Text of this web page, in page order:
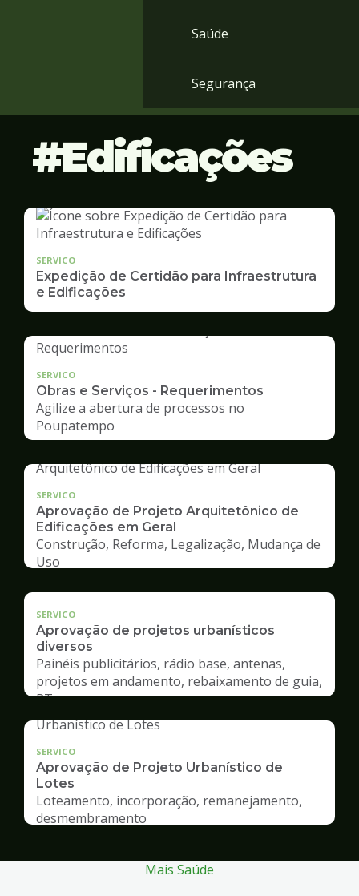
Saúde
Segurança
Edificações
SERVICO
Expedição de Certidão para Infraestrutura
e Edificações
SERVICO
Obras e Serviços - Requerimentos
Agilize a abertura de processos no
Poupatempo
SERVICO
Aprovação de Projeto Arquitetônico de
Edificações em Geral
Construção, Reforma, Legalização, Mudança de
Uso
SERVICO
Aprovação de projetos urbanísticos
diversos
Painéis publicitários, rádio base, antenas,
projetos em andamento, rebaixamento de guia,
RT
SERVICO
Aprovação de Projeto Urbanístico de
Lotes
Loteamento, incorporação, remanejamento,
desmembramento
Mais Saúde